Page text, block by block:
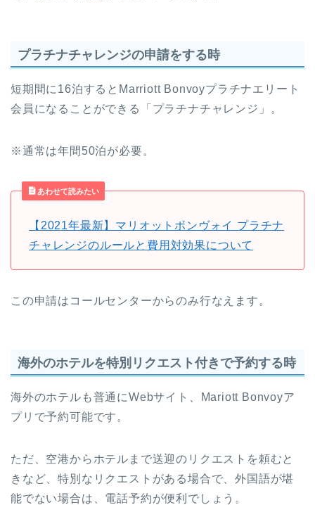
プラチナチャレンジの申請をする時
短期間に16泊するとMarriott Bonvoyプラチナエリート
会員になることができる「プラチナチャレンジ」。
※通常は年間50泊が必要。
あわせて読みたい
【2021年最新】マリオットボンヴォイ プラチナ
チャレンジのルールと費用対効果について
この申請はコールセンターからのみ行なえます。
海外のホテルを特別リクエスト付きで予約する時
海外のホテルも普通にWebサイト、Mariott Bonvoyア
プリで予約可能です。
ただ、空港からホテルまで送迎のリクエストを頼むと
きなど、特別なリクエストがある場合で、外国語が堪
能でない場合は、電話予約が便利でしょう。